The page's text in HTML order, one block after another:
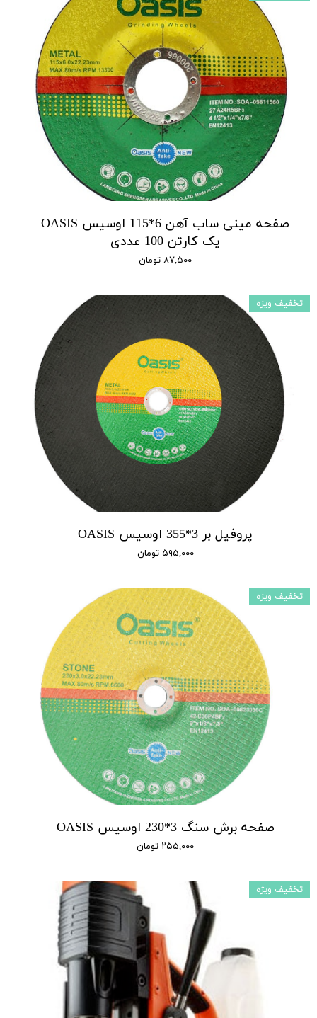
صفحه مینی ساب آهن 6*115 اوسیس OASIS
یک کارتن 100 عددی
۸۷,۵۰۰ تومان
پروفیل بر 3*355 اوسیس OASIS
۵۹۵,۰۰۰ تومان
تخفیف ویزه
صفحه برش سنگ 3*230 اوسیس OASIS
۲۵۵,۰۰۰ تومان
تخفیف ویزه
تخفیف ویژه